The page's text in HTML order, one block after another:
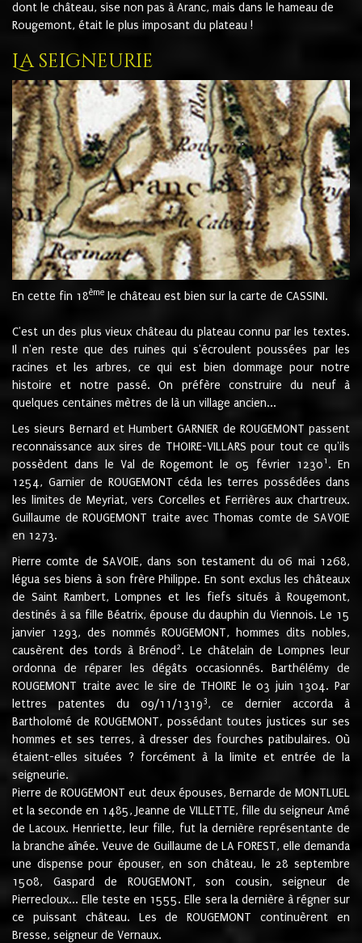
dont le château, sise non pas à Aranc, mais dans le hameau de
Rougemont, était le plus imposant du plateau !
La seigneurie
En cette fin 18ème le château est bien sur la carte de CASSINI.
C'est un des plus vieux château du plateau connu par les textes.
Il n'en reste que des ruines qui s'écroulent poussées par les
racines et les arbres, ce qui est bien dommage pour notre
histoire et notre passé. On préfère construire du neuf à
quelques centaines mètres de là un village ancien...
Les sieurs Bernard et Humbert GARNIER de ROUGEMONT passent
reconnaissance aux sires de THOIRE-VILLARS pour tout ce qu'ils
possèdent dans le Val de Rogemont le 05 février 12301 . En
1254, Garnier de ROUGEMONT céda les terres possédées dans
les limites de Meyriat, vers Corcelles et Ferrières aux chartreux.
Guillaume de ROUGEMONT traite avec Thomas comte de SAVOIE
en 1273.
Pierre comte de SAVOIE, dans son testament du 06 mai 1268,
légua ses biens à son frère Philippe. En sont exclus les châteaux
de Saint Rambert, Lompnes et les fiefs situés à Rougemont,
destinés à sa fille Béatrix, épouse du dauphin du Viennois. Le 15
janvier 1293, des nommés ROUGEMONT, hommes dits nobles,
causèrent des tords à Brénod 2. Le châtelain de Lompnes leur
ordonna de réparer les dégâts occasionnés. Barthélémy de
ROUGEMONT traite avec le sire de THOIRE le 03 juin 1304. Par
lettres patentes du 09/11/13193, ce dernier accorda à
Bartholomé de ROUGEMONT, possédant toutes justices sur ses
hommes et ses terres, à dresser des fourches patibulaires. Où
étaient-elles situées ? forcément à la limite et entrée de la
seigneurie.
Pierre de ROUGEMONT eut deux épouses, Bernarde de MONTLUEL
et la seconde en 1485, Jeanne de VILLETTE, fille du seigneur Amé
de Lacoux. Henriette, leur fille, fut la dernière représentante de
la branche aînée. Veuve de Guillaume de LA FOREST, elle demanda
une dispense pour épouser, en son château, le 28 septembre
1508, Gaspard de ROUGEMONT, son cousin, seigneur de
Pierrecloux... Elle teste en 1555. Elle sera la dernière à régner sur
ce puissant château. Les de ROUGEMONT continuèrent en
Bresse, seigneur de Vernaux.